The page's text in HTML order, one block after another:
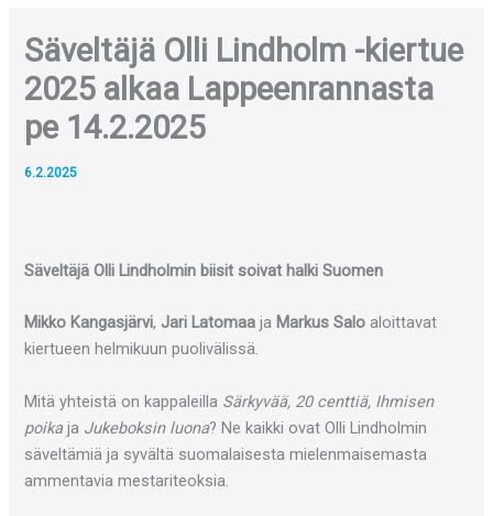
Säveltäjä Olli Lindholm -kiertue
2025 alkaa Lappeenrannasta
pe 14.2.2025
6.2.2025
Säveltäjä Olli Lindholmin biisit soivat halki Suomen
Mikko Kangasjärvi, Jari Latomaa ja Markus Salo aloittavat
kiertueen helmikuun puolivälissä.
Mitä yhteistä on kappaleilla Särkyvää, 20 centtiä, Ihmisen
poika ja Jukeboksin luona? Ne kaikki ovat Olli Lindholmin
säveltämiä ja syvältä suomalaisesta mielenmaisemasta
ammentavia mestariteoksia.